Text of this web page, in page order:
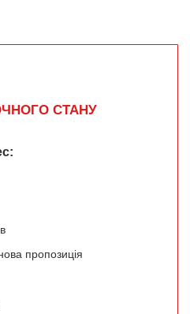
СТАНУ
пропозиція